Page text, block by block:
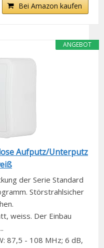
Bei Amazon kaufen
ANGEBOT
Aufputz/Unterputz
der Serie Standard
Störstrahlsicher
weiss. Der Einbau
87,5 - 108 MHz; 6 dB,